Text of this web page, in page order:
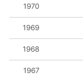
1970
1969
1968
1967